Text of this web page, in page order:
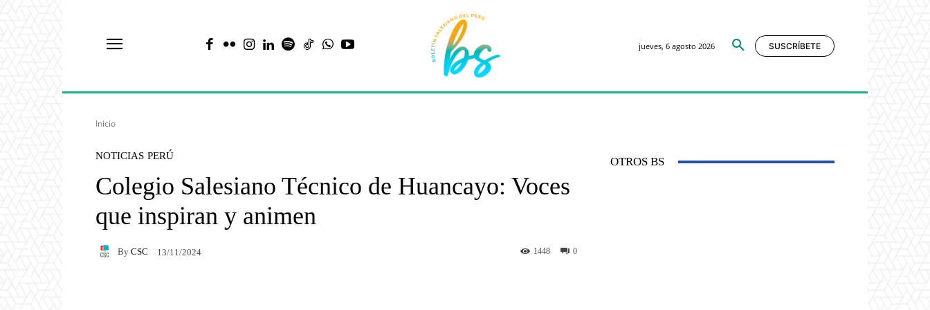
jueves, 6 agosto 2026 SUSCRÍBETE
Inicio
NOTICIAS PERÚ
Colegio Salesiano Técnico de Huancayo: Voces
que inspiran y animen
By CSC 13/11/2024 0
1448
OTROS BS